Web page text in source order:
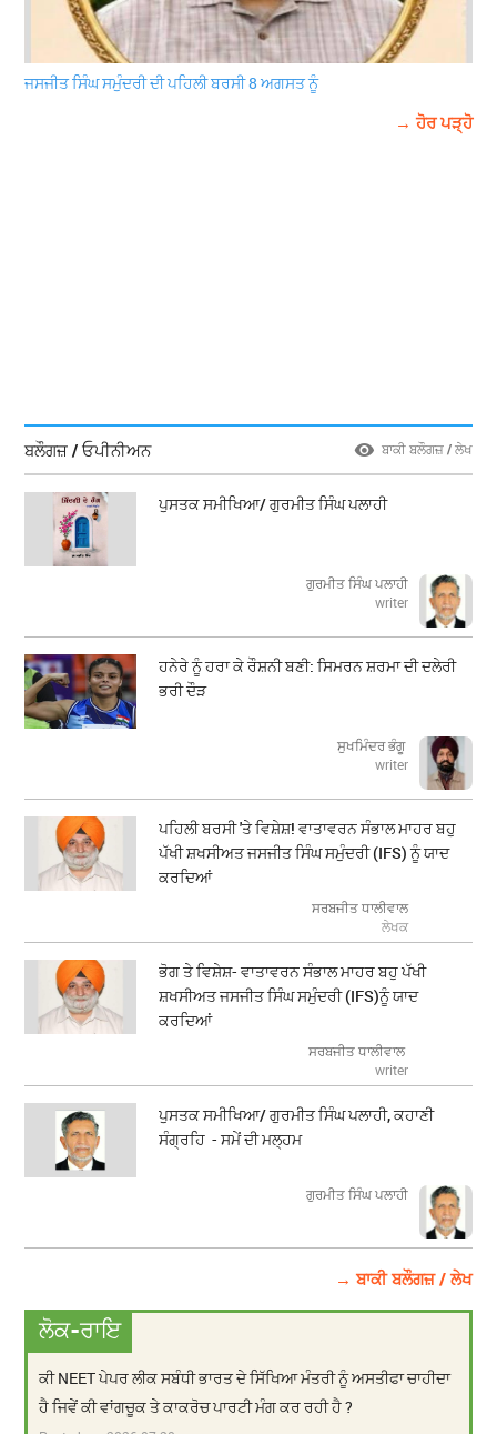
ਜਸਜੀਤ ਸਿੰਘ ਸਮੁੰਦਰੀ ਦੀ ਪਹਿਲੀ ਬਰਸੀ 8 ਅਗਸਤ ਨੂੰ
→ ਹੋਰ ਪੜ੍ਹੋ
ਬਲੌਗਜ਼ / ਓਪੀਨੀਅਨ ਬਾਕੀ ਬਲੌਗਜ਼ / ਲੇਖ
ਪੁਸਤਕ ਸਮੀਖਿਆ/ ਗੁਰਮੀਤ ਸਿੰਘ ਪਲਾਹੀ
ਗੁਰਮੀਤ ਸਿੰਘ ਪਲਾਹੀ
writer
ਹਨੇਰੇ ਨੂੰ ਹਰਾ ਕੇ ਰੌਸ਼ਨੀ ਬਣੀ: ਸਿਮਰਨ ਸ਼ਰਮਾ ਦੀ ਦਲੇਰੀ
ਭਰੀ ਦੌੜ
ਸੁਖਮਿੰਦਰ ਭੰਗੂ
writer
ਪਹਿਲੀ ਬਰਸੀ 'ਤੇ ਵਿਸ਼ੇਸ਼! ਵਾਤਾਵਰਨ ਸੰਭਾਲ ਮਾਹਰ ਬਹੁ
ਪੱਖੀ ਸ਼ਖਸੀਅਤ ਜਸਜੀਤ ਸਿੰਘ ਸਮੁੰਦਰੀ (IFS) ਨੂੰ ਯਾਦ
ਕਰਦਿਆਂ
ਸਰਬਜੀਤ ਧਾਲੀਵਾਲ
ਲੇਖਕ
ਭੋਗ ਤੇ ਵਿਸ਼ੇਸ਼- ਵਾਤਾਵਰਨ ਸੰਭਾਲ ਮਾਹਰ ਬਹੁ ਪੱਖੀ
ਸ਼ਖਸੀਅਤ ਜਸਜੀਤ ਸਿੰਘ ਸਮੁੰਦਰੀ (IFS)ਨੂੰ ਯਾਦ
ਕਰਦਿਆਂ
ਸਰਬਜੀਤ ਧਾਲੀਵਾਲ
writer
ਪੁਸਤਕ ਸਮੀਖਿਆ/ ਗੁਰਮੀਤ ਸਿੰਘ ਪਲਾਹੀ, ਕਹਾਣੀ
ਸੰਗ੍ਰਹਿ - ਸਮੇਂ ਦੀ ਮਲ੍ਹਮ
ਗੁਰਮੀਤ ਸਿੰਘ ਪਲਾਹੀ
→ ਬਾਕੀ ਬਲੌਗਜ਼ / ਲੇਖ
ਲੋਕ-ਰਾਇ
ਕੀ NEET ਪੇਪਰ ਲੀਕ ਸਬੰਧੀ ਭਾਰਤ ਦੇ ਸਿੱਖਿਆ ਮੰਤਰੀ ਨੂੰ ਅਸਤੀਫਾ ਚਾਹੀਦਾ
ਹੈ ਜਿਵੇਂ ਕੀ ਵਾਂਗਚੂਕ ਤੇ ਕਾਕਰੋਚ ਪਾਰਟੀ ਮੰਗ ਕਰ ਰਹੀ ਹੈ ?